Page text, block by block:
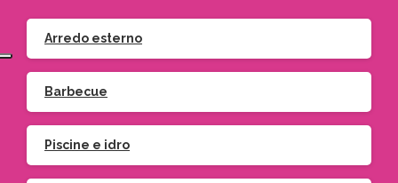
Arredo esterno
Barbecue
Piscine e idro